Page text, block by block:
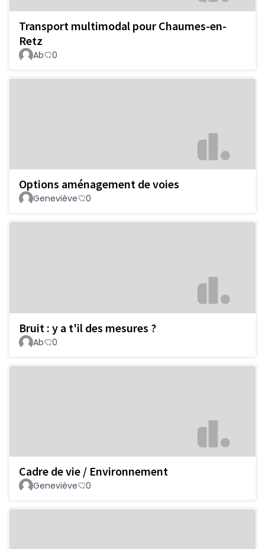
Transport multimodal pour Chaumes-en-
Retz
Ab 0
Options aménagement de voies
Geneviève 0
Bruit : y a t'il des mesures ?
Ab 0
Cadre de vie / Environnement
Geneviève 0